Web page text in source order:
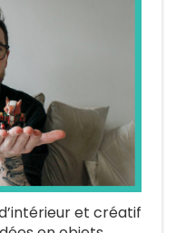
et créatif